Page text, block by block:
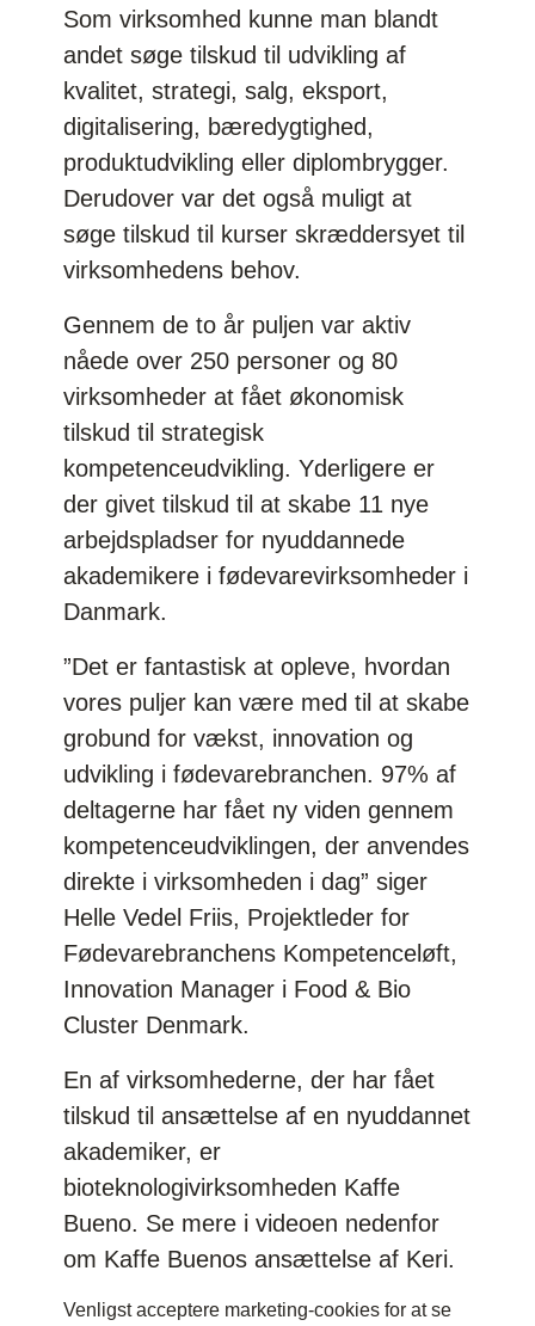
Som virksomhed kunne man blandt
andet søge tilskud til udvikling af
kvalitet, strategi, salg, eksport,
digitalisering, bæredygtighed,
produktudvikling eller diplombrygger.
Derudover var det også muligt at
søge tilskud til kurser skræddersyet til
virksomhedens behov.
Gennem de to år puljen var aktiv
nåede over 250 personer og 80
virksomheder at fået økonomisk
tilskud til strategisk
kompetenceudvikling. Yderligere er
der givet tilskud til at skabe 11 nye
arbejdspladser for nyuddannede
akademikere i fødevarevirksomheder i
Danmark.
”Det er fantastisk at opleve, hvordan
vores puljer kan være med til at skabe
grobund for vækst, innovation og
udvikling i fødevarebranchen. 97% af
deltagerne har fået ny viden gennem
kompetenceudviklingen, der anvendes
direkte i virksomheden i dag” siger
Helle Vedel Friis, Projektleder for
Fødevarebranchens Kompetenceløft,
Innovation Manager i Food & Bio
Cluster Denmark.
En af virksomhederne, der har fået
tilskud til ansættelse af en nyuddannet
akademiker, er
bioteknologivirksomheden Kaffe
Bueno. Se mere i videoen nedenfor
om Kaffe Buenos ansættelse af Keri.
Venligstacceptere marketing-cookiesfor at se